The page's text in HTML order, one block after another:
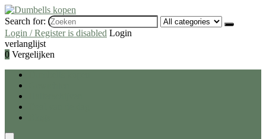
Search for:
Login / Register is disabled Login
verlanglijst
0 Vergelijken